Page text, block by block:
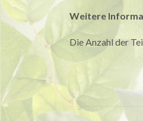
Weitere
Die Anzahl der